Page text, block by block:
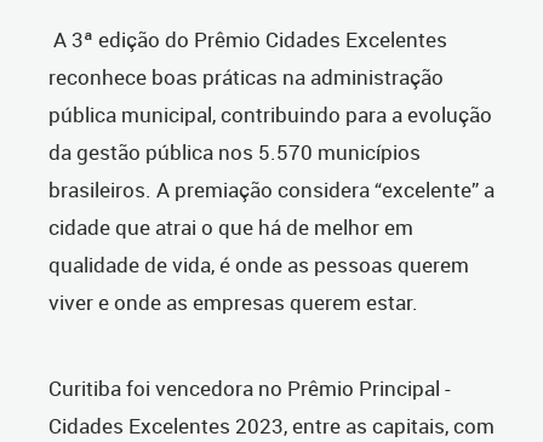
A 3ª edição do Prêmio Cidades Excelentes
reconhece boas práticas na administração
pública municipal, contribuindo para a evolução
da gestão pública nos 5.570 municípios
brasileiros. A premiação considera “excelente” a
cidade que atrai o que há de melhor em
qualidade de vida, é onde as pessoas querem
viver e onde as empresas querem estar.
Curitiba foi vencedora no Prêmio Principal -
Cidades Excelentes 2023, entre as capitais, com